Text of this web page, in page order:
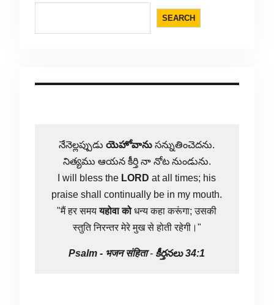
SEARCH
నేనెల్లప్పుడుయెహోవాను సన్నుతించెదను.
నిత్యము ఆయన కీర్తి నా నోట నుండును.
I will bless the LORD at all times; his
praise shall continually be in my mouth.
"मैं हर समययहोवा कोधन्य कहा करूंगा; उसकी
स्तुति निरन्तर मेरे मुख से होती रहेगी।"
Psalm - भजन संहिता- కీర్తనలు 34:1